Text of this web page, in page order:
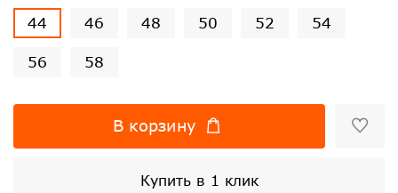
44 46 48 50 52 54
56 58
В корзину
Купить в 1 клик